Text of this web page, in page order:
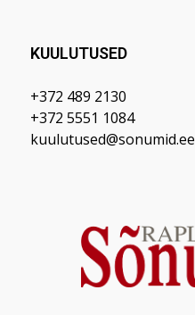
KUULUTUSED
+372 489 2130
+372 5551 1084
kuulutused@sonumid.ee